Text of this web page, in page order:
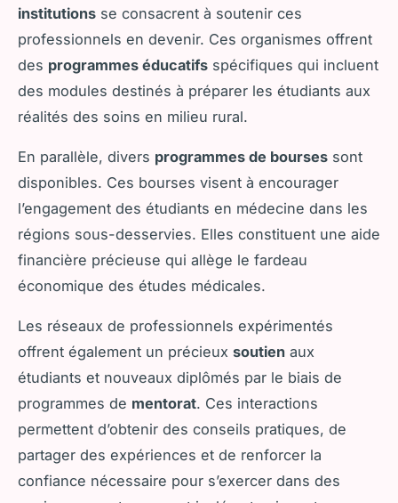
institutions se consacrent à soutenir ces
professionnels en devenir. Ces organismes offrent
des programmes éducatifs spécifiques qui incluent
des modules destinés à préparer les étudiants aux
réalités des soins en milieu rural.
En parallèle, divers programmes de bourses sont
disponibles. Ces bourses visent à encourager
l’engagement des étudiants en médecine dans les
régions sous-desservies. Elles constituent une aide
financière précieuse qui allège le fardeau
économique des études médicales.
Les réseaux de professionnels expérimentés
offrent également un précieux soutien aux
étudiants et nouveaux diplômés par le biais de
programmes de mentorat. Ces interactions
permettent d’obtenir des conseils pratiques, de
partager des expériences et de renforcer la
confiance nécessaire pour s’exercer dans des